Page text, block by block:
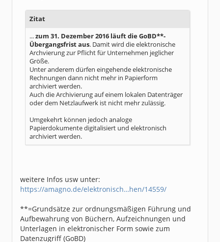
Zitat
...zum 31. Dezember 2016 läuft die GoBD**-
Übergangsfrist aus. Damit wird die elektronische
Archvierung zur Pflicht für Unternehmen jeglicher
Größe.
Unter anderem dürfen eingehende elektronische
Rechnungen dann nicht mehr in Papierform
archiviert werden.
Auch die Archivierung auf einem lokalen Datenträger
oder dem Netzlaufwerk ist nicht mehr zulässig.
Umgekehrt können jedoch analoge
Papierdokumente digitalisiert und elektronisch
archiviert werden.
weitere Infos usw unter:
https://amagno.de/elektronisch…hen/14559/
**=Grundsätze zur ordnungsmäßigen Führung und
Aufbewahrung von Büchern, Aufzeichnungen und
Unterlagen in elektronischer Form sowie zum
Datenzugriff (GoBD)